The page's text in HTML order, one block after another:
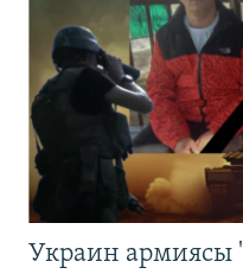
Украин армиясы